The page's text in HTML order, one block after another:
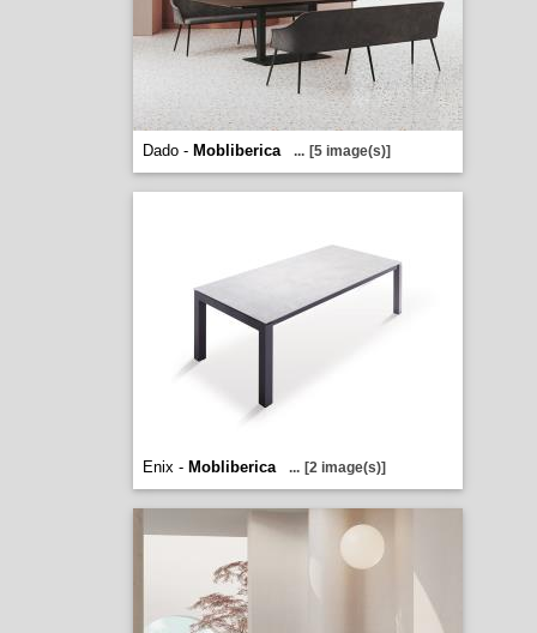
Dado - Mobliberica ... [5 image(s)]
Enix - Mobliberica ... [2 image(s)]